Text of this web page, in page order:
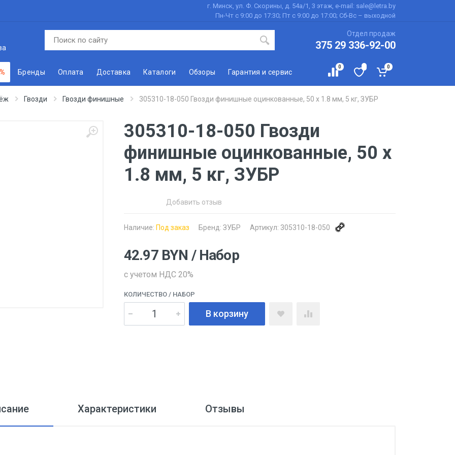
г. Минск, ул. Ф. Скорины, д. 54а/1, 3 этаж, e-mail: sale@letra.by
Пн-Чт с 9:00 до 17:30; Пт с 9:00 до 17:00; Сб-Вс – выходной
Отдел продаж
375 29 336-92-00
Бренды Оплата Доставка Каталоги Обзоры Гарантия и сервис
0 0
Гвозди Гвозди финишные 305310-18-050 Гвозди финишные оцинкованные, 50 х 1.8 мм, 5 кг, ЗУБР
305310-18-050 Гвозди
финишные оцинкованные, 50 х
1.8 мм, 5 кг, ЗУБР
Добавить отзыв
Наличие: Под заказ Бренд: ЗУБР Артикул: 305310-18-050
42.97 BYN / Набор
с учетом НДС 20%
КОЛИЧЕСТВО / НАБОР
В корзину
Характеристики Отзывы